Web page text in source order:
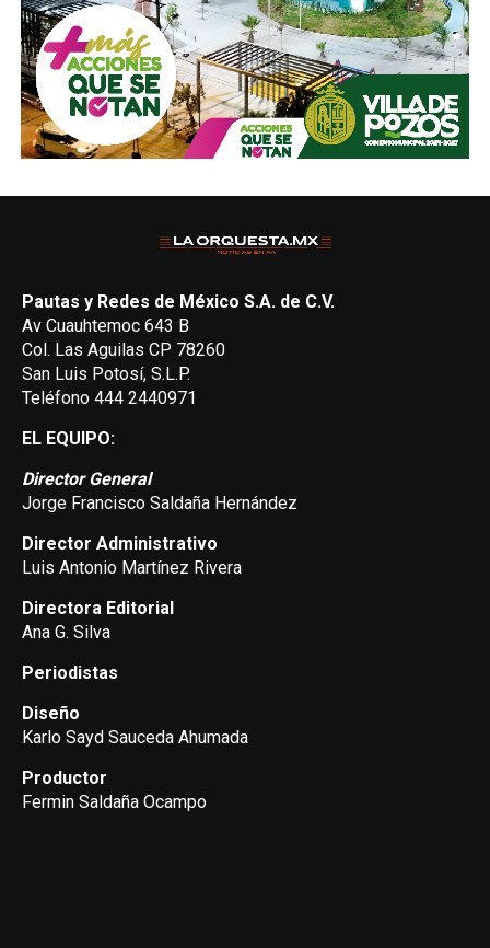
Pautas y Redes de México S.A. de C.V.
Av Cuauhtemoc 643 B
Col. Las Aguilas CP 78260
San Luis Potosí, S.L.P.
Teléfono 444 2440971
EL EQUIPO:
Director General
Jorge Francisco Saldaña Hernández
Director Administrativo
Luis Antonio Martínez Rivera
Directora Editorial
Ana G. Silva
Periodistas
Diseño
Karlo Sayd Sauceda Ahumada
Productor
Fermin Saldaña Ocampo